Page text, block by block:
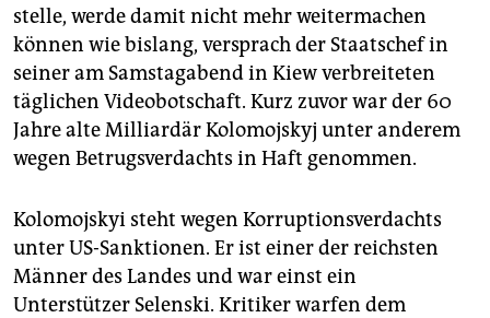
stelle, werde damit nicht mehr weitermachen
können wie bislang, versprach der Staatschef in
seiner am Samstagabend in Kiew verbreiteten
täglichen Videobotschaft. Kurz zuvor war der 60
Jahre alte Milliardär Kolomojskyj unter anderem
wegen Betrugsverdachts in Haft genommen.
Kolomojskyi steht wegen Korruptionsverdachts
unter US-Sanktionen. Er ist einer der reichsten
Männer des Landes und war einst ein
Unterstützer Selenski. Kritiker warfen dem